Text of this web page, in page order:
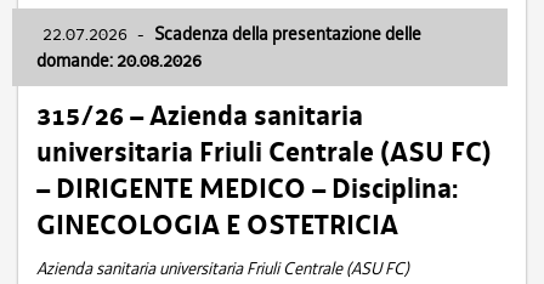
22.07.2026 - Scadenza della presentazione delle
domande: 20.08.2026
315/26 – Azienda sanitaria
universitaria Friuli Centrale (ASU FC)
– DIRIGENTE MEDICO – Disciplina:
GINECOLOGIA E OSTETRICIA
Azienda sanitaria universitaria Friuli Centrale (ASU FC)